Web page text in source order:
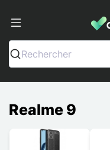
Rechercher
Realme 9